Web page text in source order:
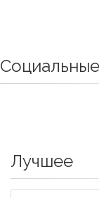
Лучшее